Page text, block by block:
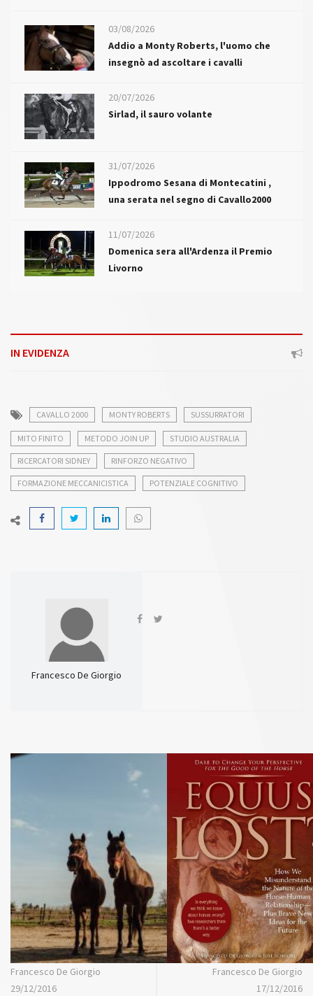
03/08/2026
Addio a Monty Roberts, l'uomo che
insegnò ad ascoltare i cavalli
20/07/2026
Sirlad, il sauro volante
31/07/2026
Ippodromo Sesana di Montecatini ,
una serata nel segno di Cavallo2000
11/07/2026
Domenica sera all'Ardenza il Premio
Livorno
IN EVIDENZA
CAVALLO 2000 MONTY ROBERTS SUSSURRATORI
MITO FINITO METODO JOIN UP STUDIO AUSTRALIA
RICERCATORI SIDNEY RINFORZO NEGATIVO
FORMAZIONE MECCANICISTICA POTENZIALE COGNITIVO
Francesco De Giorgio
Francesco De Giorgio
29/12/2016
Francesco De Giorgio
17/12/2016